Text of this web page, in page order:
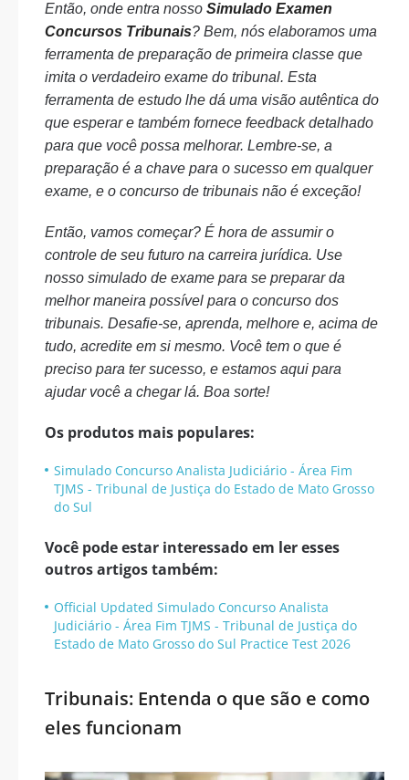
Então, onde entra nosso Simulado Examen
Concursos Tribunais? Bem, nós elaboramos uma
ferramenta de preparação de primeira classe que
imita o verdadeiro exame do tribunal. Esta
ferramenta de estudo lhe dá uma visão autêntica do
que esperar e também fornece feedback detalhado
para que você possa melhorar. Lembre-se, a
preparação é a chave para o sucesso em qualquer
exame, e o concurso de tribunais não é exceção!
Então, vamos começar? É hora de assumir o
controle de seu futuro na carreira jurídica. Use
nosso simulado de exame para se preparar da
melhor maneira possível para o concurso dos
tribunais. Desafie-se, aprenda, melhore e, acima de
tudo, acredite em si mesmo. Você tem o que é
preciso para ter sucesso, e estamos aqui para
ajudar você a chegar lá. Boa sorte!
Os produtos mais populares:
Simulado Concurso Analista Judiciário - Área Fim
TJMS - Tribunal de Justiça do Estado de Mato Grosso
do Sul
Você pode estar interessado em ler esses
outros artigos também:
Official Updated Simulado Concurso Analista
Judiciário - Área Fim TJMS - Tribunal de Justiça do
Estado de Mato Grosso do Sul Practice Test 2026
Tribunais: Entenda o que são e como
eles funcionam